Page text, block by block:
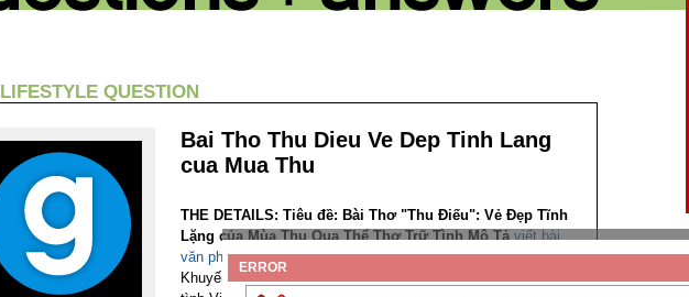
LIFESTYLE QUESTION
Bai Tho Thu Dieu Ve Dep Tinh Lang
cua Mua Thu
THE DETAILS: Tiêu đề: Bài Thơ "Thu Điếu": Vẻ Đẹp Tĩnh
Lặng của Mùa Thu Qua Thể Thơ Trữ Tình Mô Tả viết bài
văn phân tích bài thơ thu điếuBài thơ "Thu Điếu" của Nguyễn
Khuyến là một trong những tác phẩm tiêu biểu của thể thơ trữ
ERROR